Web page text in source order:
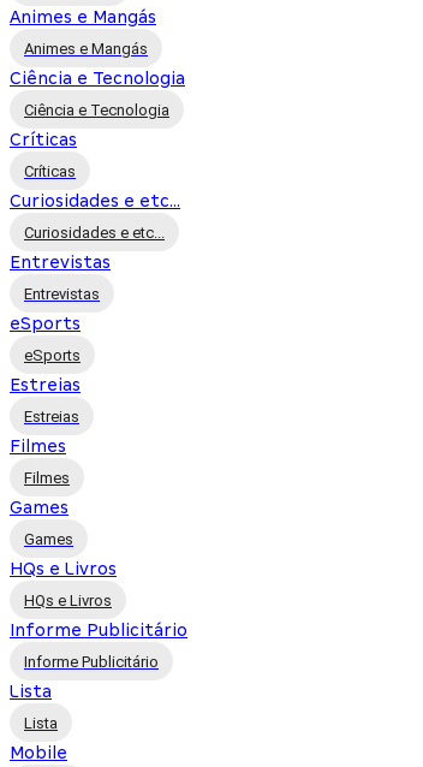
Animes e Mangás
Animes e Mangás
Ciência e Tecnologia
Ciência e Tecnologia
Críticas
Críticas
Curiosidades e etc...
Curiosidades e etc...
Entrevistas
Entrevistas
eSports
eSports
Estreias
Estreias
Filmes
Filmes
Games
Games
HQs e Livros
HQs e Livros
Informe Publicitário
Informe Publicitário
Lista
Lista
Mobile